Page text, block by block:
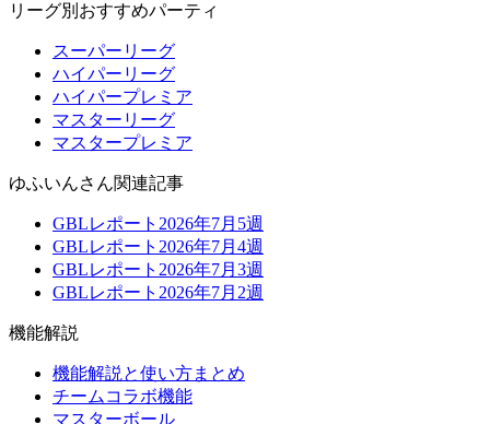
リーグ別おすすめパーティ
スーパーリーグ
ハイパーリーグ
ハイパープレミア
マスターリーグ
マスタープレミア
ゆふいんさん関連記事
GBLレポート2026年7月5週
GBLレポート2026年7月4週
GBLレポート2026年7月3週
GBLレポート2026年7月2週
機能解説
機能解説と使い方まとめ
チームコラボ機能
マスターボール